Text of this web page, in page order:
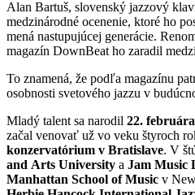
Alan Bartuš, slovenský jazzový
medzinárodné ocenenie, ktoré ho
mená nastupujúcej generácie.
magazín DownBeat ho zaradil
To znamená, že podľa magazínu
osobnosti svetového jazzu v
Mladý talent sa narodil 22. februára
začal venovať už vo veku štyroch
konzervatórium v Bratislave. V
and Arts University a Jam Music
Manhattan School of Music v